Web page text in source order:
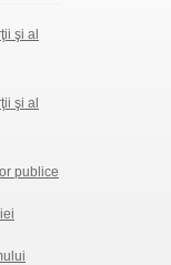
şi al
şi al
publice